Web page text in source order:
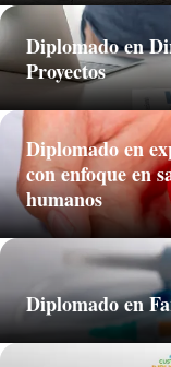
Diplomado en
Proyectos
Diplomado en
con enfoque en
humanos
Diplomado en